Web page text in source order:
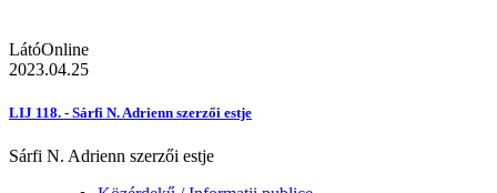
LátóOnline
2023.04.25
LIJ 118. - Sárfi N. Adrienn szerzői estje
Sárfi N. Adrienn szerzői estje